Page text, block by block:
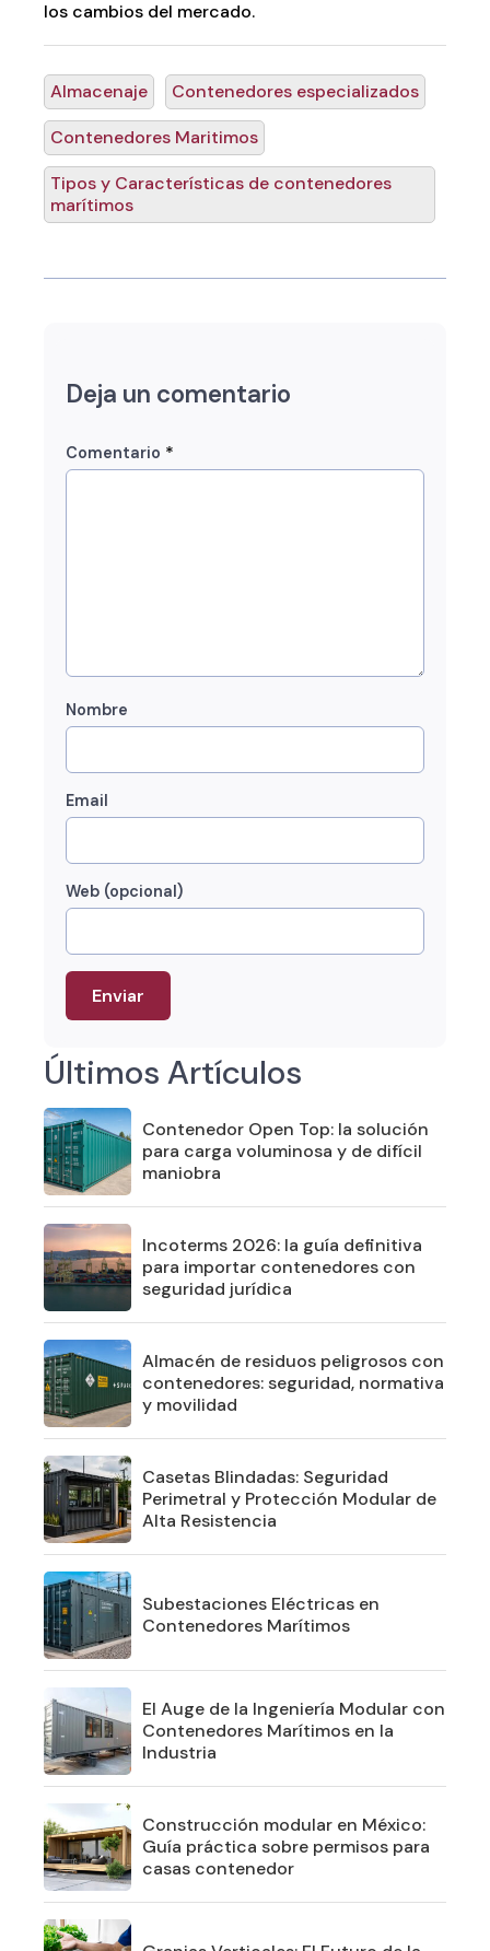
los cambios del mercado.
Almacenaje
Contenedores especializados
Contenedores Maritimos
Tipos y Características de contenedores
marítimos
Deja un comentario
Comentario *
Nombre
Email
Web (opcional)
Últimos Artículos
Contenedor Open Top: la solución
para carga voluminosa y de difícil
maniobra
Incoterms 2026: la guía definitiva
para importar contenedores con
seguridad jurídica
Almacén de residuos peligrosos con
contenedores: seguridad, normativa
y movilidad
Casetas Blindadas: Seguridad
Perimetral y Protección Modular de
Alta Resistencia
Subestaciones Eléctricas en
Contenedores Marítimos
El Auge de la Ingeniería Modular con
Contenedores Marítimos en la
Industria
Construcción modular en México:
Guía práctica sobre permisos para
casas contenedor